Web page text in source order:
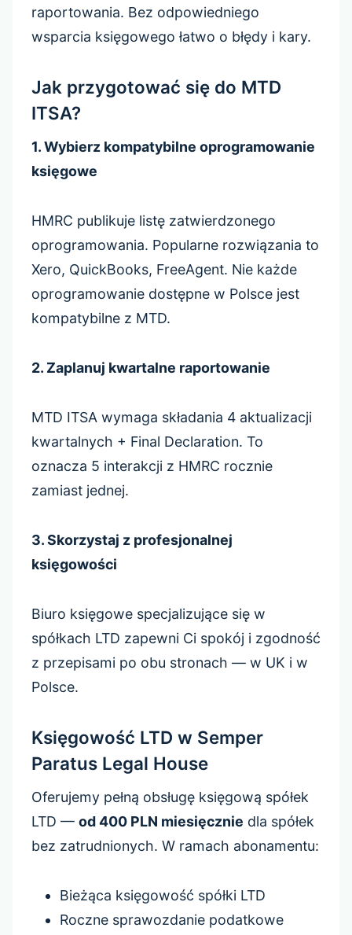
raportowania. Bez odpowiedniego
wsparcia księgowego łatwo o błędy i kary.
Jak przygotować się do MTD
ITSA?
1. Wybierz kompatybilne oprogramowanie
księgowe
HMRC publikuje listę zatwierdzonego
oprogramowania. Popularne rozwiązania to
Xero, QuickBooks, FreeAgent. Nie każde
oprogramowanie dostępne w Polsce jest
kompatybilne z MTD.
2. Zaplanuj kwartalne raportowanie
MTD ITSA wymaga składania 4 aktualizacji
kwartalnych + Final Declaration. To
oznacza 5 interakcji z HMRC rocznie
zamiast jednej.
3. Skorzystaj z profesjonalnej
księgowości
Biuro księgowe specjalizujące się w
spółkach LTD zapewni Ci spokój i zgodność
z przepisami po obu stronach — w UK i w
Polsce.
Księgowość LTD w Semper
Paratus Legal House
Oferujemy pełną obsługę księgową spółek
LTD — od 400 PLN miesięcznie dla spółek
bez zatrudnionych. W ramach abonamentu:
Bieżąca księgowość spółki LTD
Roczne sprawozdanie podatkowe